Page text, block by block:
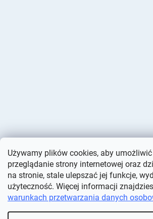
Używamy plików cookies, aby
przeglądanie strony internetowej oraz
na stronie, stale ulepszać jej funkcje,
użyteczność. Więcej informacji
warunkach przetwarzania danych